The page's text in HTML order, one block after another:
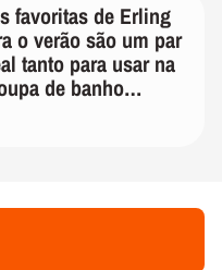
favoritas de Erling
o verão são um par
tanto para usar na
de banho